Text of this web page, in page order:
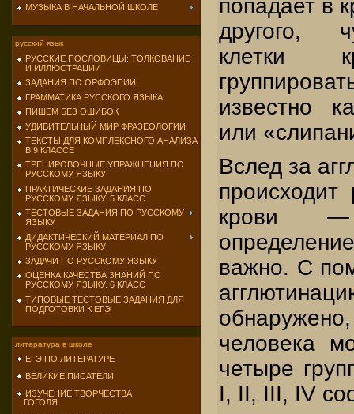
МУЗЫКА В НАЧАЛЬНОЙ ШКОЛЕ
русский язык
РУССКИЕ ПОСЛОВИЦЫ: ТОЛКОВАНИЕ
И ИЛЛЮСТРАЦИИ
ЗАДАНИЯ ПО ОРФОЭПИИ
ГРАММАТИКА РУССКОГО ЯЗЫКА
ПИШЕМ БЕЗ ОШИБОК
УДИВИТЕЛЬНЫЙ МИР ФРАЗЕОЛОГИИ
ТЕКСТЫ ДЛЯ КОМПЛЕКСНОГО АНАЛИЗА
В 9 КЛАССЕ
ТРЕНИРОВОЧНЫЕ УПРАЖНЕНИЯ ПО
РУССКОМУ ЯЗЫКУ
ПРАКТИЧЕСКИЕ ЗАДАНИЯ ПО
РУССКОМУ ЯЗЫКУ. 5 КЛАСС
ТЕСТОВЫЕ ЗАДАНИЯ ПО РУССКОМУ
ЯЗЫКУ
ДИДАКТИЧЕСКИЙ МАТЕРИАЛ ПО
РУССКОМУ ЯЗЫКУ
ЗАДАЧИ ПО РУССКОМУ ЯЗЫКУ
ОЦЕНКА КАЧЕСТВА ЗНАНИЙ ПО
РУССКОМУ ЯЗЫКУ. 6 КЛАСС
ТИПОВЫЕ ТЕСТОВЫЕ ЗАДАНИЯ ДЛЯ
ПОДГОТОВКИ К ЕГЭ
литература в школе
ЕГЭ ПО ЛИТЕРАТУРЕ
ВЕЛИКИЕ ПИСАТЕЛИ
ИЗУЧЕНИЕ ТВОРЧЕСТВА
ГОГОЛЯ
попадает в
другого,
клетки
известно
или
Вслед за
происходит
крови
важно. С
человека
четыре
I, II, III, IV